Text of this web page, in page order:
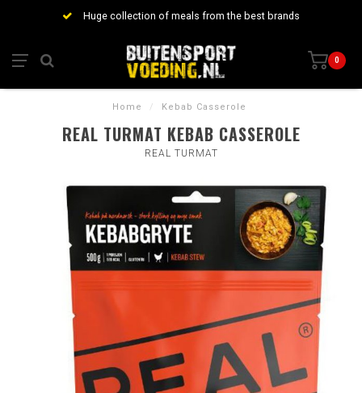
Huge collection of meals from the best brands
0
Home / Kebab Casserole
REAL TURMAT KEBAB CASSEROLE
REAL TURMAT